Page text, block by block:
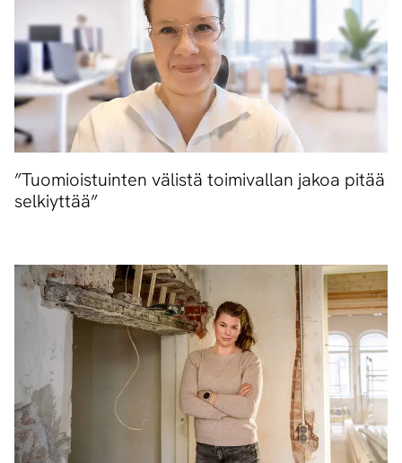
”Tuomioistuinten välistä toimivallan jakoa pitää
selkiyttää”